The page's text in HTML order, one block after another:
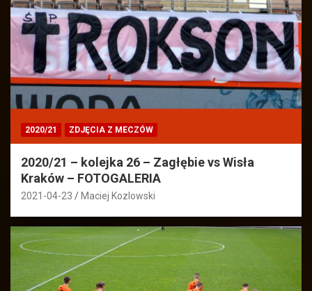
2020/21 ZDJĘCIA Z MECZÓW
2020/21 – kolejka 26 – Zagłębie vs Wisła
Kraków – FOTOGALERIA
2021-04-23 Maciej Kozlowski